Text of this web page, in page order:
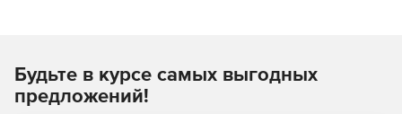
отображения зафиксированных данных упорядочен так,
чтобы упростить понимание данных. Несмотря на
хронологический порядок информации можно получить
Будьте в курсе самых выгодных
предложений!